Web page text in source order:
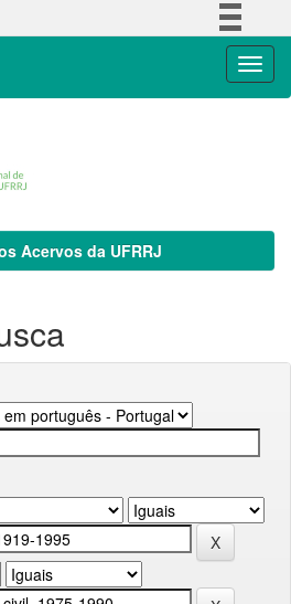
Acervos da UFRRJ